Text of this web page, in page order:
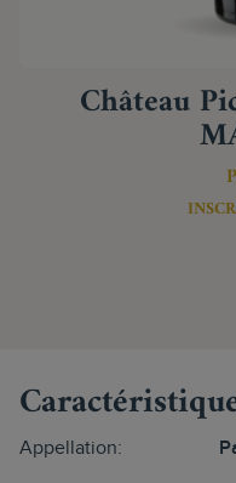
Château
Appellation: